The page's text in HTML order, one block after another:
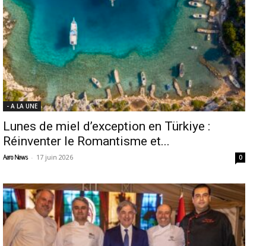
- A LA UNE
Lunes de miel d’exception en Türkiye :
Réinventer le Romantisme et...
Aero News - 17 juin 2026 0